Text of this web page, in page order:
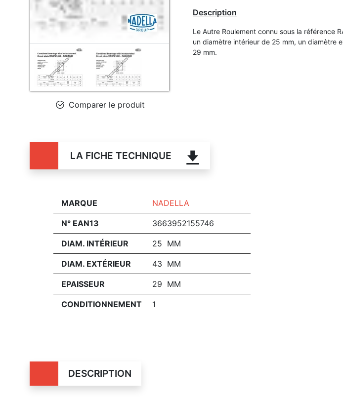
Comparer le produit
Description
Le Autre Roulement connu sous la référence
un diamètre intérieur de 25 mm, un diamètre
29 mm.
LA FICHE TECHNIQUE
MARQUE NADELLA
N° EAN13 3663952155746
DIAM. INTÉRIEUR 25 MM
DIAM. EXTÉRIEUR 43 MM
EPAISSEUR 29 MM
CONDITIONNEMENT 1
DESCRIPTION